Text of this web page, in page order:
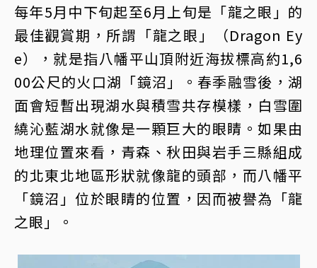
每年5月中下旬起至6月上旬是「龍之眼」的
最佳觀賞期，所謂「龍之眼」（Dragon Ey
e），就是指八幡平山頂附近海拔標高約1,6
00公尺的火口湖「鏡沼」。春季融雪後，湖
面會短暫出現湖水與積雪共存模樣，白雪圍
繞沁藍湖水就像是一顆巨大的眼睛。如果由
地理位置來看，青森、秋田與岩手三縣組成
的北東北地區形狀就像龍的頭部，而八幡平
「鏡沼」位於眼睛的位置，因而被譽為「龍
之眼」。